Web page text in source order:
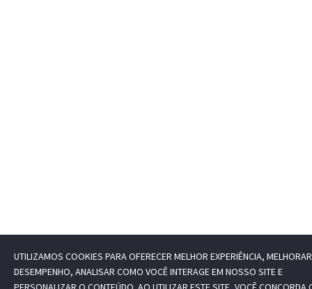
UTILIZAMOS COOKIES PARA OFERECER MELHOR EXPERIÊNCIA,
DESEMPENHO, ANALISAR COMO VOCÊ INTERAGE EM NOSSO SITE E